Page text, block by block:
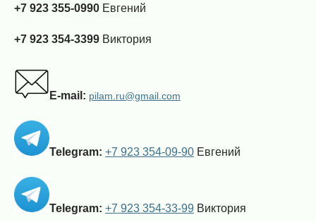
+7 923 355-0990 Евгений
+7 923 354-3399 Виктория
E-mail: pilam.ru@gmail.com
Telegram: +7 923 354-09-90 Евгений
Telegram: +7 923 354-33-99 Виктория